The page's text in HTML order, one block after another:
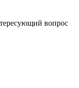
вопрос